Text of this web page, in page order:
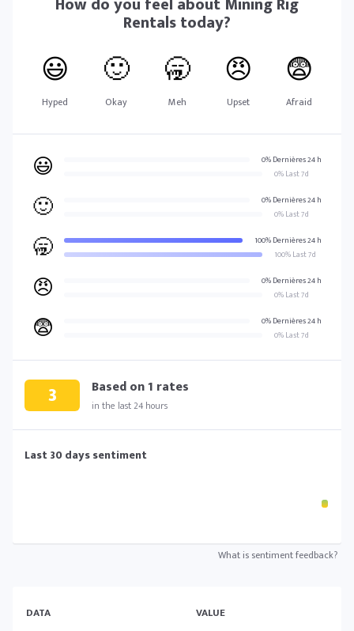
Rentalstoday?
😃
Hyped
🙂
Okay
🥱
Meh
😠
Upset
😨
Afraid
😃
0% Dernières 24 h
0% Last 7d
🙂
0% Dernières 24 h
0% Last 7d
🥱
100% Dernières 24 h
100% Last 7d
😠
0% Dernières 24 h
0% Last 7d
😨
0% Dernières 24 h
0% Last 7d
3 Based on1 rates
in the last 24 hours
Last 30 days sentiment
What is sentiment feedback?
DATA
VALUE